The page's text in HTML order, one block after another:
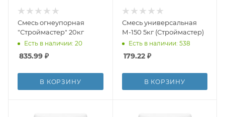
Смесь огнеупорная
"Строймастер" 20кг
Есть в наличии: 20
835.99 ₽
В КОРЗИНУ
Смесь универсальная
М-150 5кг (Строймастер)
Есть в наличии: 538
179.22₽
В КОРЗИНУ